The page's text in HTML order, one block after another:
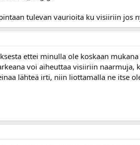
tulevan vaurioita ku visiiriin jos
ettei minulla ole koskaan
voi aiheuttaa visiiriin
lähteä irti, niin liottamalla ne itse